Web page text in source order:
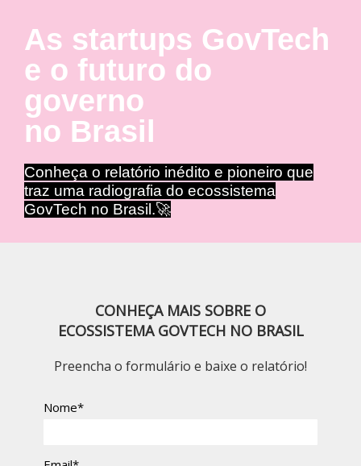
As startups GovTech
e o futuro do
governo
no Brasil
Conheça o relatório inédito e pioneiro que
traz uma radiografia do ecossistema
GovTech no Brasil.🚀
CONHEÇA MAIS SOBRE O
ECOSSISTEMA GOVTECH NO BRASIL
Preencha o formulário e baixe o relatório!
Nome*